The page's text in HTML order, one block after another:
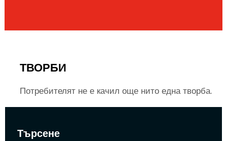
Търсене
ТВОРБИ
Потребителят не е качил още нито една творба.